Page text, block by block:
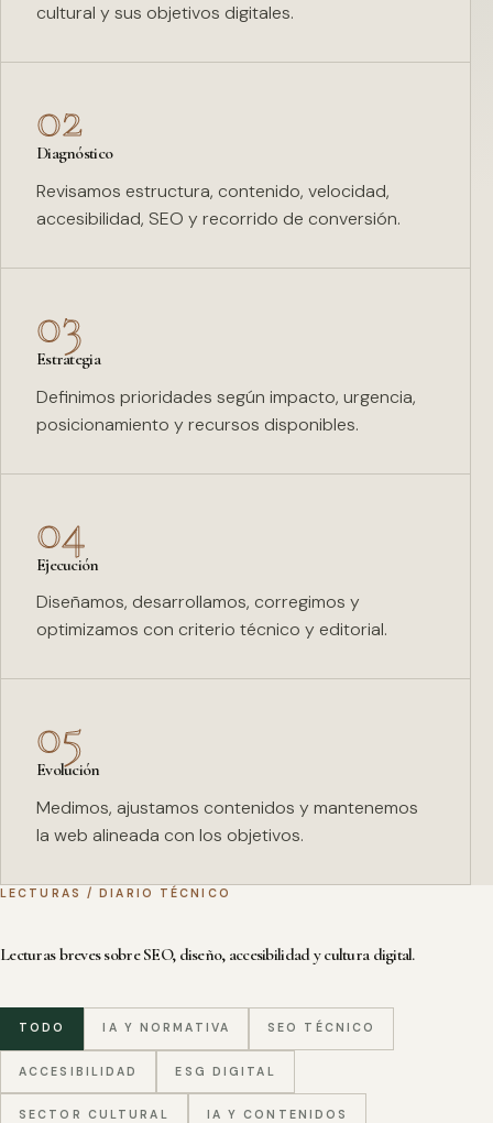
cultural y sus objetivos digitales.
02
Diagnóstico
Revisamos estructura, contenido, velocidad,
accesibilidad, SEO y recorrido de conversión.
03
Estrategia
Definimos prioridades según impacto, urgencia,
posicionamiento y recursos disponibles.
04
Ejecución
Diseñamos, desarrollamos, corregimos y
optimizamos con criterio técnico y editorial.
05
Evolución
Medimos, ajustamos contenidos y mantenemos
la web alineada con los objetivos.
LECTURAS / DIARIO TÉCNICO
Lecturas breves sobre SEO, diseño, accesibilidad y cultura digital.
TODO IA Y NORMATIVA SEO TÉCNICO
ACCESIBILIDAD ESG DIGITAL
SECTOR CULTURAL IA Y CONTENIDOS